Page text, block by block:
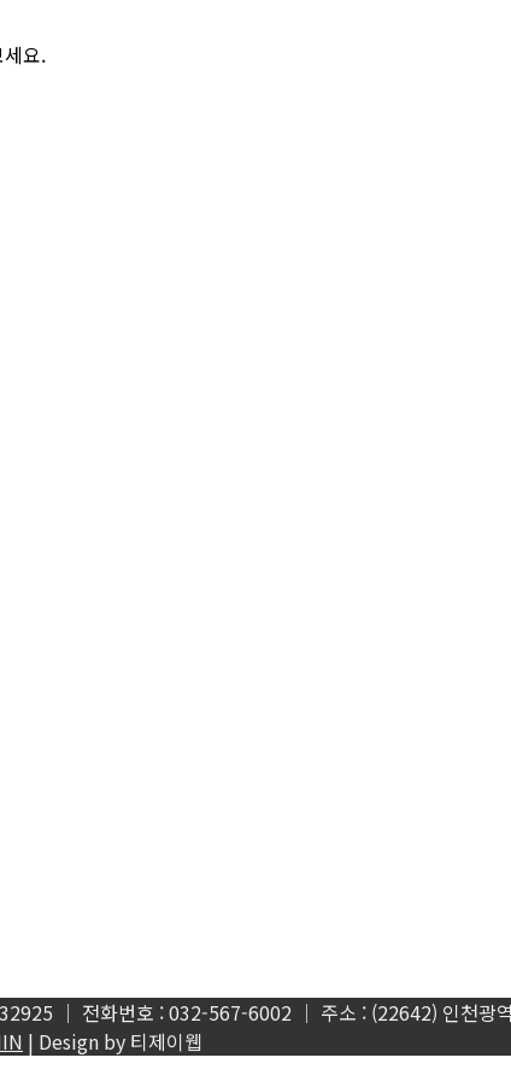
요.
│ 전화번호 : 032-567-6002 │ 주소 : (22642) 인천광
| Design by 티제이웹